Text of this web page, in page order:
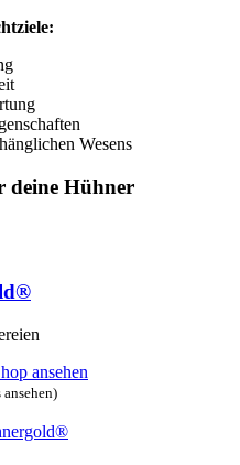
Wesens
deine Hühner
ansehen